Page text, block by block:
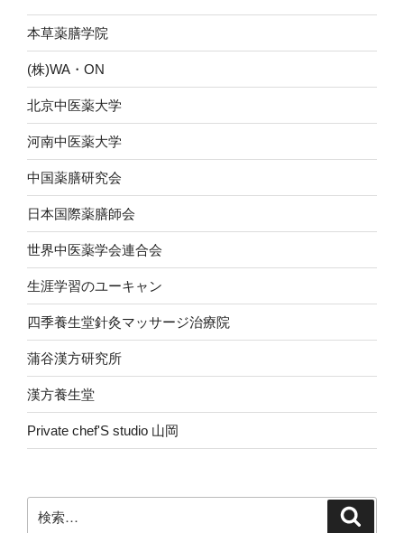
本草薬膳学院
(株)WA・ON
北京中医薬大学
河南中医薬大学
中国薬膳研究会
日本国際薬膳師会
世界中医薬学会連合会
生涯学習のユーキャン
四季養生堂針灸マッサージ治療院
蒲谷漢方研究所
漢方養生堂
Private chef'S studio 山岡
索: